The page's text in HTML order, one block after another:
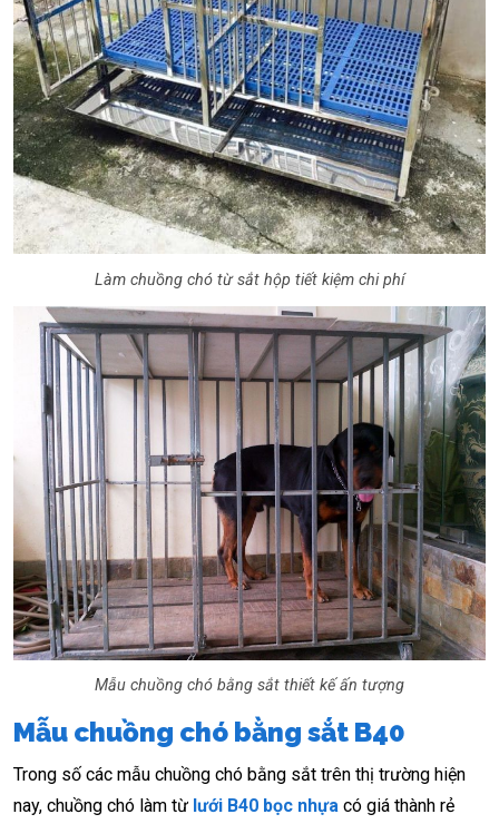
Làm chuồng chó từ sắt hộp tiết kiệm chi phí
Mẫu chuồng chó bằng sắt thiết kế ấn tượng
Mẫu chuồng chó bằng sắt B40
Trong số các mẫu chuồng chó bằng sắt trên thị trường hiện
nay, chuồng chó làm từ lưới B40 bọc nhựa có giá thành rẻ